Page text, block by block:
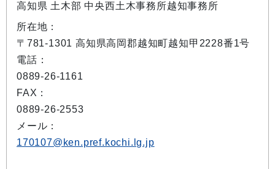
高知県 土木部 中央西土木事務所越知事務所
所在地：
〒781-1301 高知県高岡郡越知町越知甲2228番1号
電話：
0889-26-1161
FAX：
0889-26-2553
メール：
170107@ken.pref.kochi.lg.jp